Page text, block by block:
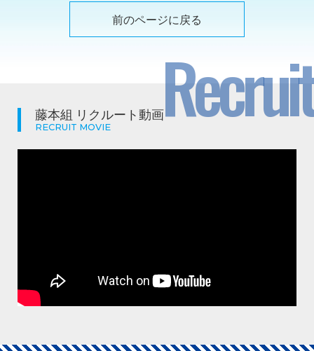
前のページに戻る
Recruit
藤本組 リクルート動画
RECRUIT MOVIE